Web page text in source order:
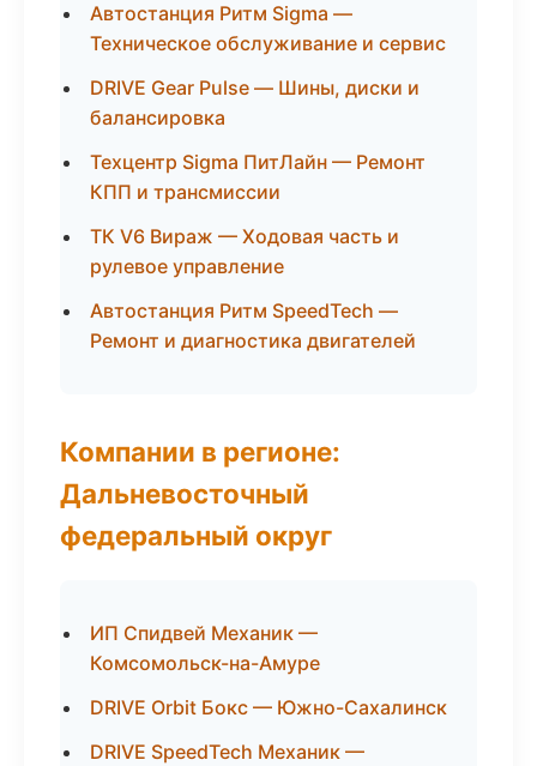
Автостанция Ритм Sigma —
Техническое обслуживание и сервис
DRIVE Gear Pulse — Шины, диски и
балансировка
Техцентр Sigma ПитЛайн — Ремонт
КПП и трансмиссии
ТК V6 Вираж — Ходовая часть и
рулевое управление
Автостанция Ритм SpeedTech —
Ремонт и диагностика двигателей
Компании в регионе:
Дальневосточный
федеральный округ
ИП Спидвей Механик —
Комсомольск-на-Амуре
DRIVE Orbit Бокс — Южно-Сахалинск
DRIVE SpeedTech Механик —